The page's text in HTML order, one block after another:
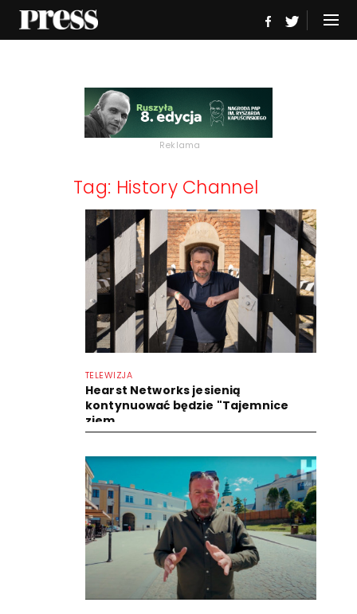
Reklama
Tag: History Channel
TELEWIZJA
Hearst Networks jesienią
kontynuować będzie "Tajemnice
ziem...